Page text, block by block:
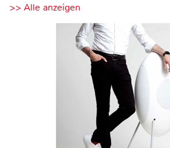
>> Alle anzeigen